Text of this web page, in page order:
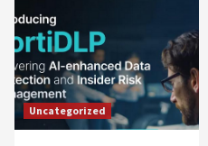
Uncategorized